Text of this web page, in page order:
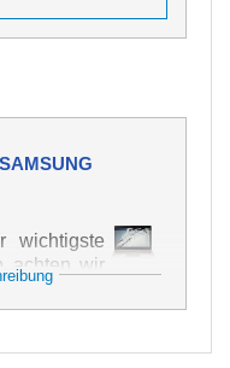
wichtigste
achten wir
Texten und